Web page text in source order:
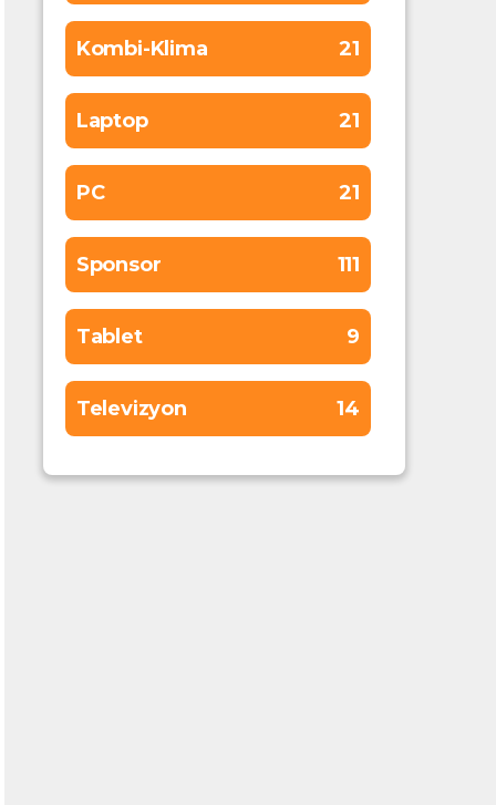
Kombi-Klima 21
Laptop 21
PC 21
Sponsor 111
Tablet 9
Televizyon 14